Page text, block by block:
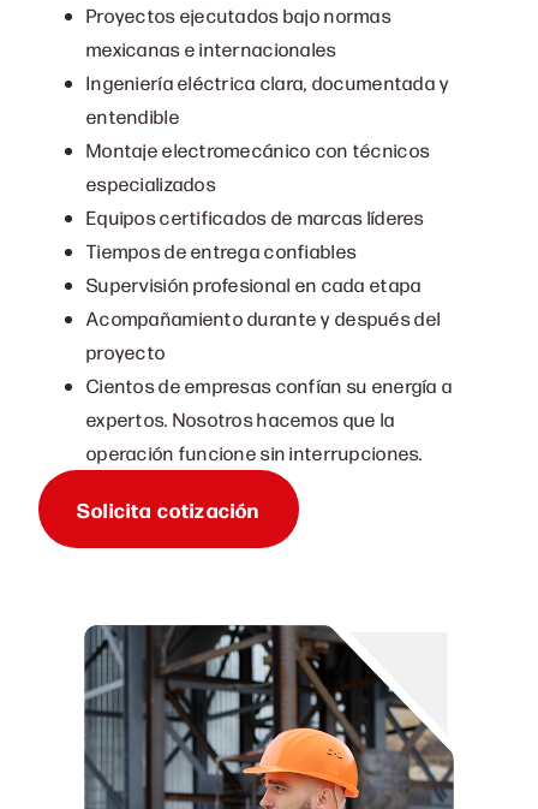
Proyectos ejecutados bajo normas
mexicanas e internacionales
Ingeniería eléctrica clara, documentada y
entendible
Montaje electromecánico con técnicos
especializados
Equipos certificados de marcas líderes
Tiempos de entrega confiables
Supervisión profesional en cada etapa
Acompañamiento durante y después del
proyecto
Cientos de empresas confían su energía a
expertos. Nosotros hacemos que la
operación funcione sin interrupciones.
Solicita cotización